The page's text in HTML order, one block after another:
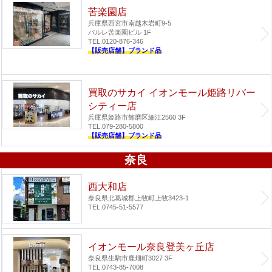
苦楽園店
兵庫県西宮市南越木岩町9-5
パルレ苦楽園ビル 1F
TEL.0120-876-346
【販売店舗】ブランド品
買取のサカイ イオンモール姫路リバー
シティー店
兵庫県姫路市飾磨区細江2560 3F
TEL.079-280-5800
【販売店舗】ブランド品
奈良
西大和店
奈良県北葛城郡上牧町上牧3423-1
TEL.0745-51-5577
イオンモール奈良登美ヶ丘店
奈良県生駒市鹿畑町3027 3F
TEL.0743-85-7008